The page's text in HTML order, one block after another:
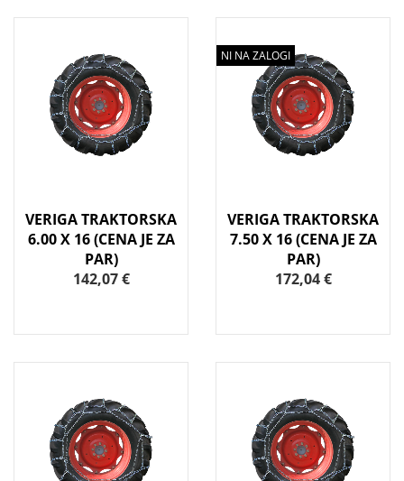
VERIGA TRAKTORSKA
6.00 X 16 (CENA JE ZA
PAR)
142,07 €
NI NA ZALOGI
VERIGA TRAKTORSKA
7.50 X 16 (CENA JE ZA
PAR)
172,04 €